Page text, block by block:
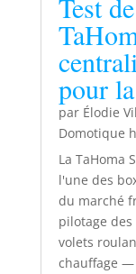
Test
pour
par Élodie
Domotique
La TaHoma
l'une des
du marché
pilotage
volets
chauffage